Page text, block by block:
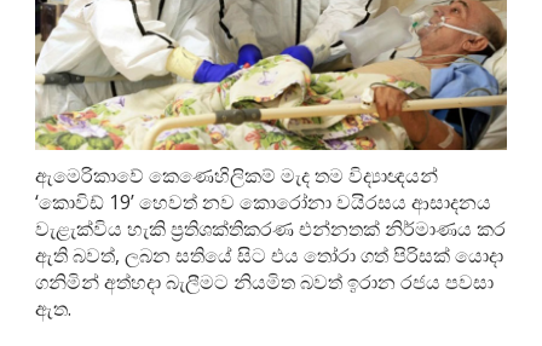
ඇමෙරිකාවේ කෙණෙහිලිකම් මැද තම විද්‍යාඥයන්
‘කොවිඩ් 19’ හෙවත් නව කොරෝනා වයිරසය ආසාදනය
වැළැක්විය හැකි ප්‍රතිශක්තිකරණ එන්නතක් නිර්මාණය කර
ඇති බවත්, ලබන සතියේ සිට එය තෝරා ගත් පිරිසක් යොදා
ගනිමින් අත්හදා බැලීමට නියමිත බවත් ඉරාන රජය පවසා
ඇත.